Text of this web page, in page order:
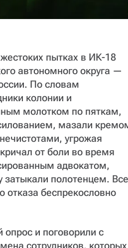
пытках в ИК-18
автономного округа —
По словам
колонии и
молотком по пяткам,
мазали
угрожая
от боли во время
адвокатом,
затыкали полотенцем. Все
отказа беспрекословно
и поговорили с
сотрудников, которых